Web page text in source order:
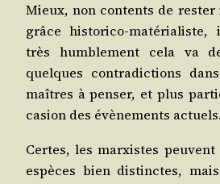
Mieux, non contents de
grâce his­to­ri­co-maté­ria­liste,
très hum­ble­ment cela va
quelques contra­dic­tions
maîtres à pen­ser, et plus
ca­sion des évè­ne­ments actuels.
Certes, les mar­xistes peuvent
espèces bien dis­tinctes,